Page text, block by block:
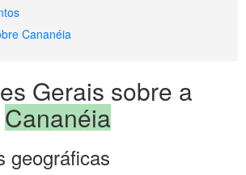
Cananéia
Gerais sobre a
Cananéia
geográficas